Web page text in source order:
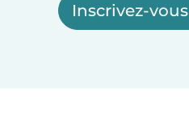
Inscrivez-